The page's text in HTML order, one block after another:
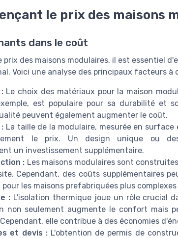
le prix des maisons
dans le coût
prix des maisons modulaires, il est essentiel
Voici une analyse des principaux facteurs à
Le choix des matériaux pour la maison
est populaire pour sa durabilité et
peuvent également augmenter le coût.
La taille de la modulaire, mesurée en
le prix. Un design unique ou des
un investissement supplémentaire.
: Les maisons modulaires sont
Cependant, des coûts supplémentaires
les maisons prefabriquées plus
:L'isolation thermique joue un rôle crucial
non seulement augmente le confort mais
elle contribue à des économies
et devis :L'obtention de permis de